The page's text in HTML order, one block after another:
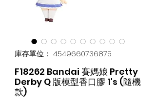
庫存單位： 4549660736875
F18262 Bandai 賽媽娘 Pretty
Derby Q 版模型香口膠 1's (隨機
款)